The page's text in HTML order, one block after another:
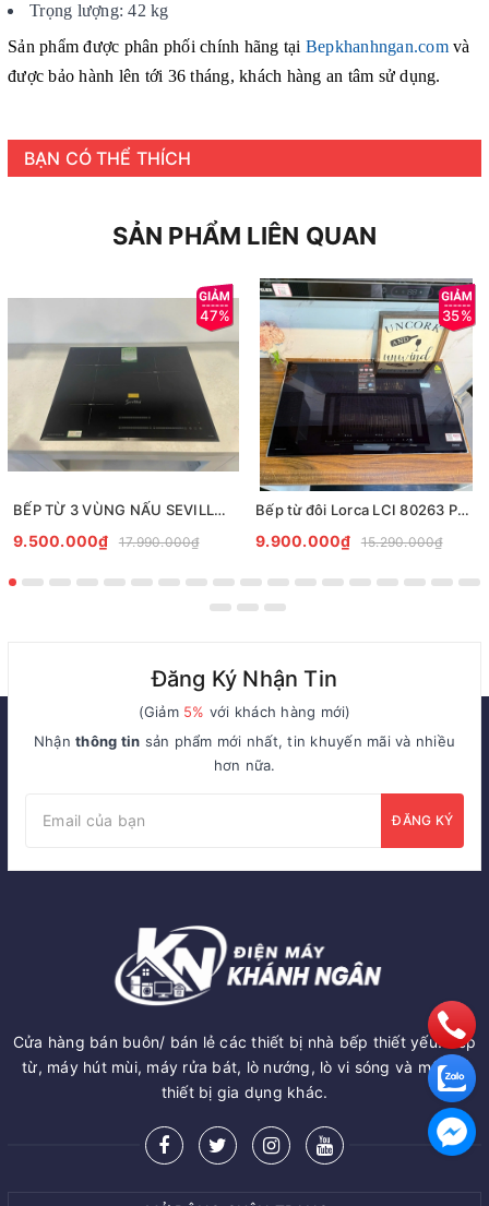
Trọng lượng: 42 kg
Sản phẩm được phân phối chính hãng tại Bepkhanhngan.comvà
được bảo hành lên tới 36 tháng, khách hàng an tâm sử dụng.
BẠN CÓ THỂ THÍCH
SẢN PHẨM LIÊN QUAN
47%
BẾP TỪ 3 VÙNG NẤU SEVILLA SV-T3689
9.500.000₫ 17.990.000₫
35%
Bếp từ đôi Lorca LCI 80263 PULUX8E
9.900.000₫ 15.290.000₫
Đăng Ký Nhận Tin
(Giảm 5% với khách hàng mới)
Nhậnthông tin sản phẩm mới nhất, tin khuyến mãi và nhiều
hơn nữa.
ĐĂNG KÝ
Cửa hàng bán buôn/ bán lẻ các thiết bị nhà bếp thiết yếu: Bếp
từ, máy hút mùi, máy rửa bát, lò nướng, lò vi sóng và một số
thiết bị gia dụng khác.